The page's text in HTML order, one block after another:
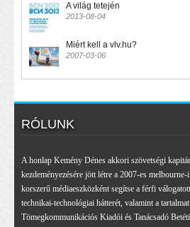
A világ tetején
2013-08-04
Miért kell a vlv.hu?
2007-03-06
RÓLUNK
A honlap Kemény Dénes akkori szövetségi
kezdeményezésére jött létre a 2007-es
korszerű médiaeszközként segítse a férfi
technikai-technológiai hátterét, valamint a
Tömegkommunikációs Kiadói és Tanácsadó